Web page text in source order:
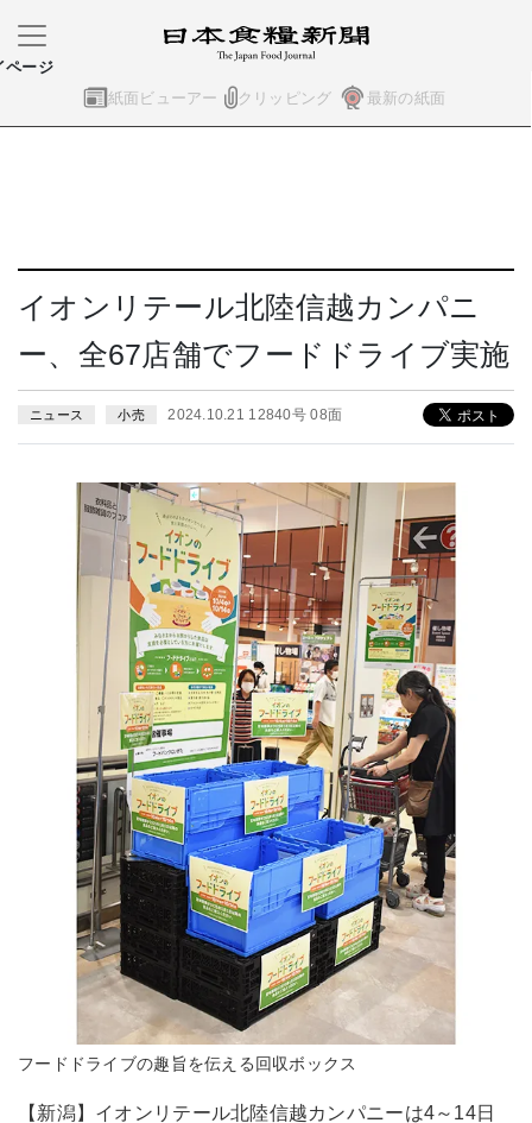
紙面ビューアー クリッピング 最新の紙面
ページ
イオンリテール北陸信越カンパニ
ー、全67店舗でフードドライブ実施
ニュース 小売 2024.10.21 12840号 08面
フードドライブの趣旨を伝える回収ボックス
【新潟】イオンリテール北陸信越カンパニーは4～14日